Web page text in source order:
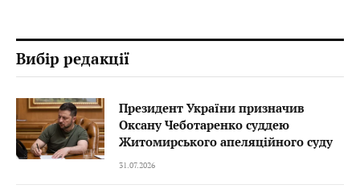
Вибір редакції
Президент України призначив
Оксану Чеботаренко суддею
Житомирського апеляційного суду
31.07.2026